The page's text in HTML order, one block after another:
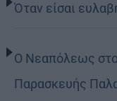
Όταν είσαι
Ο Νεαπόλεως στο
Παρασκευής